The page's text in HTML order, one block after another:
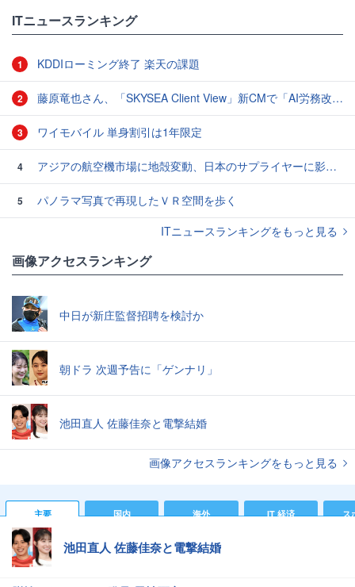
ITニュースランキング
1 KDDIローミング終了 楽天の課題
2 藤原竜也さん、「SKYSEA Client View」新CMで「AI労務改善」をアピール 働き方をAIが分析したら「すぐに休んで」と言われる？
3 ワイモバイル 単身割引は1年限定
4 アジアの航空機市場に地殻変動、日本のサプライヤーに影響も
5
パノラマ写真で再現したＶＲ空間を歩く
ITニュースランキングをもっと見る
画像アクセスランキング
中日が新庄監督招聘を検討か
朝ドラ 次週予告に「ゲンナリ」
池田直人 佐藤佳奈と電撃結婚
画像アクセスランキングをもっと見る
主要 国内 海外 IT 経済 ス
池田直人 佐藤佳奈と電撃結婚